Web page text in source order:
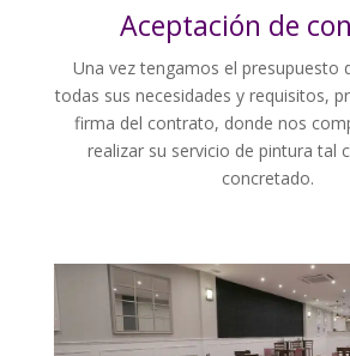
Aceptación de
Una vez tengamos el presupuesto
todas sus necesidades y requisitos,
firma del contrato, donde nos
realizar su servicio de pintura tal
concretado.